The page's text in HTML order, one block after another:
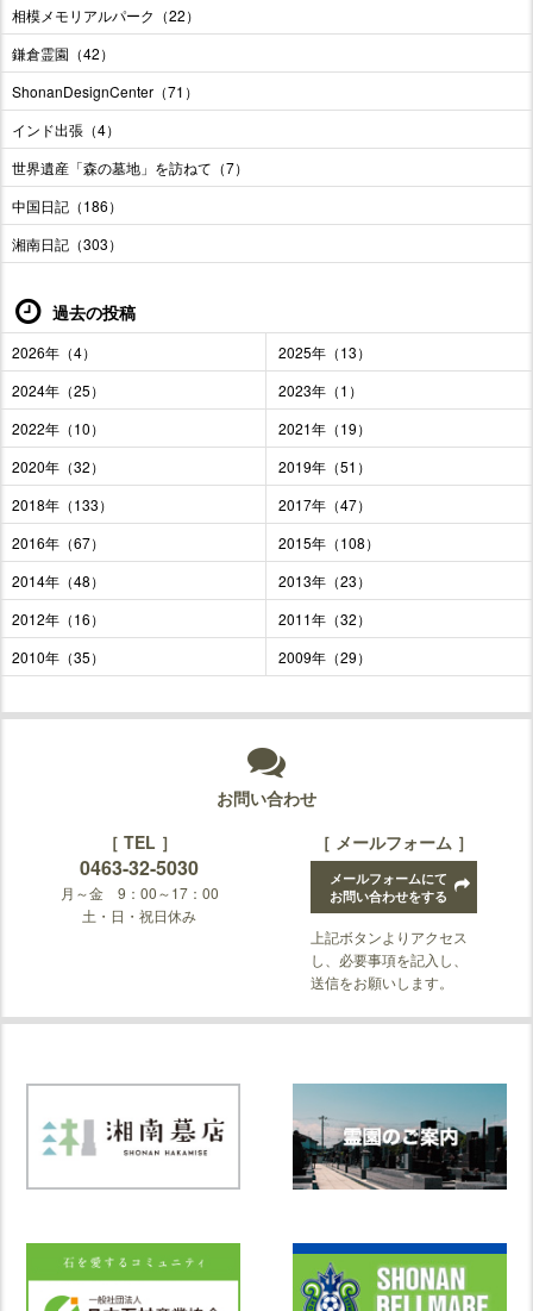
相模メモリアルパーク（22）
鎌倉霊園（42）
ShonanDesignCenter（71）
インド出張（4）
世界遺産「森の墓地」を訪ねて（7）
中国日記（186）
湘南日記（303）
過去の投稿
2026年（4）
2025年（13）
2024年（25）
2023年（1）
2022年（10）
2021年（19）
2020年（32）
2019年（51）
2018年（133）
2017年（47）
2016年（67）
2015年（108）
2014年（48）
2013年（23）
2012年（16）
2011年（32）
2010年（35）
2009年（29）
お問い合わせ
［ TEL ］
0463-32-5030
月～金 9：00～17：00
土・日・祝日休み
［ メールフォーム ］
メールフォームにて
お問い合わせをする
上記ボタンよりアクセス
し、必要事項を記入し、
送信をお願いします。